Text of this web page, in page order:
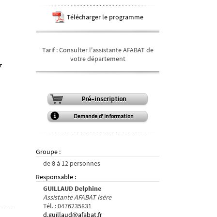
Télécharger le programme
Tarif :Consulter l'assistante AFABAT de
votre département
Pré-inscription
Demande d'information
Groupe :
de8à 12 personnes
Responsable :
GUILLAUD Delphine
Assistante AFABAT Isère
Tél. :0476235831
d.guillaud@afabat.fr